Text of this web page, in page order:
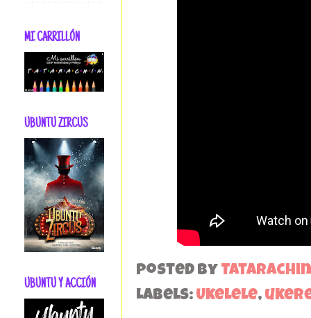
Posted by Tatarachin
Labels: Ukelele,
MI CARRILLÓN
UBUNTU ZIRCUS
UBUNTU Y ACCIÓN